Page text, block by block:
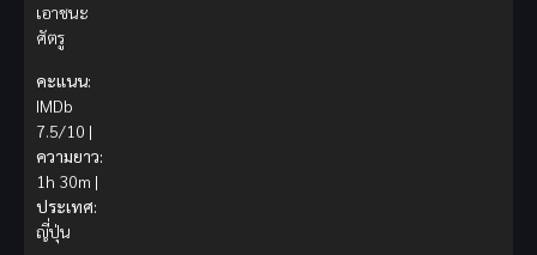
เอาชนะ
ศัตรู
คะแนน:
IMDb
7.5/10 |
ความยาว:
1h 30m |
ประเทศ:
ญี่ปุ่น